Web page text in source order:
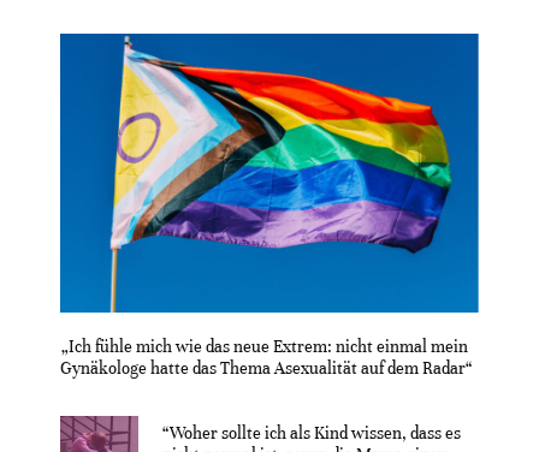
„Ich fühle mich wie das neue Extrem: nicht einmal mein
Gynäkologe hatte das Thema Asexualität auf dem Radar“
“Woher sollte ich als Kind wissen, dass es